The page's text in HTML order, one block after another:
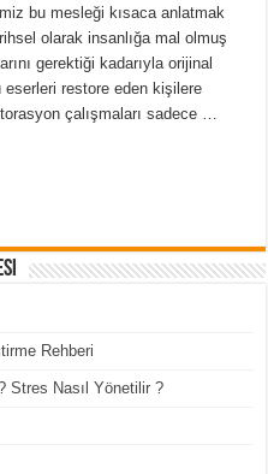
bu mesleği kısaca anlatmak
olarak insanlığa mal olmuş
gerektiği kadarıyla orijinal
eserleri restore eden kişilere
çalışmaları sadece …
Rehberi
Stres Nasıl Yönetilir ?